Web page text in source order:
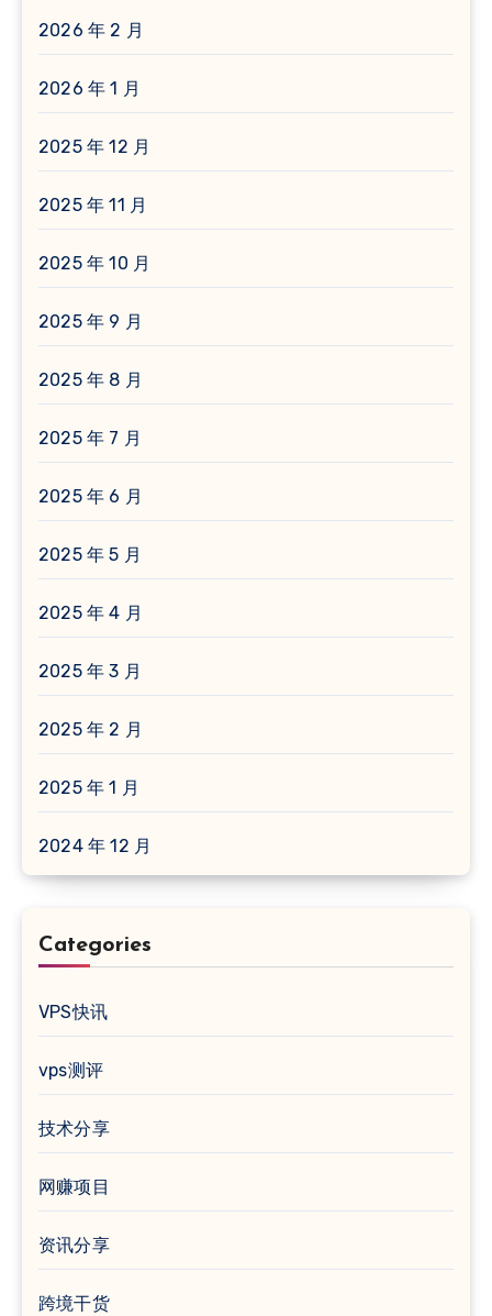
2026 年 2 月
2026 年 1 月
2025 年 12 月
2025 年 11 月
2025 年 10 月
2025 年 9 月
2025 年 8 月
2025 年 7 月
2025 年 6 月
2025 年 5 月
2025 年 4 月
2025 年 3 月
2025 年 2 月
2025 年 1 月
2024 年 12 月
Categories
VPS快讯
vps测评
技术分享
网赚项目
资讯分享
跨境干货